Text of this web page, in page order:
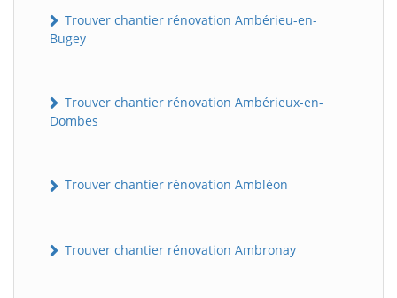
Trouver chantier rénovation Ambérieu-en-
Bugey
Trouver chantier rénovation Ambérieux-en-
Dombes
Trouver chantier rénovation Ambléon
Trouver chantier rénovation Ambronay